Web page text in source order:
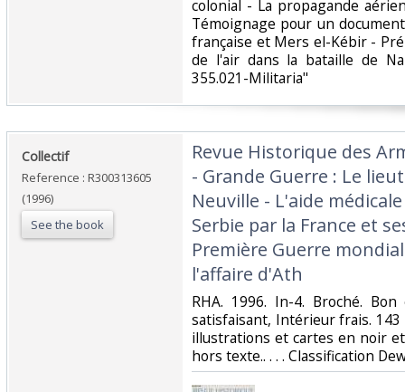
colonial - La propagande
Témoignage pour un
française et Mers el-Kébir -
de l'air dans la bataille de Na
355.021-Militaria"‎
‎Collectif‎
Reference : R300313605
(1996)
See the book
‎Revue Historique des
- Grande Guerre : Le
Neuville - L'aide
Serbie par la France et
Première Guerre
l'affaire d'Ath‎
‎RHA. 1996. In-4. Broché.
satisfaisant, Intérieur frais.
illustrations et cartes en noir
hors texte.. . . . Classification